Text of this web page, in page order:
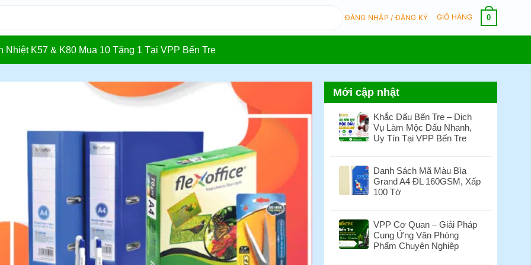
ĐĂNG NHẬP / ĐĂNG KÝ GIỎ HÀNG 0
Nhiệt K57 & K80 Mua 10 Tặng 1 Tại VPP Bến Tre
Mới cập nhật
Khắc Dấu Bến Tre – Dịch
Vụ Làm Mộc Dấu Nhanh,
Uy Tín Tại VPP Bến Tre
bình
luận
ở
Bến
Tre
–
Danh Sách Mã Màu Bìa
Grand A4 ĐL 160GSM, Xấp
100 Tờ
bình
luận
ở
VPP Cơ Quan – Giải Pháp
Cung Ứng Văn Phòng
Phẩm Chuyên Nghiệp